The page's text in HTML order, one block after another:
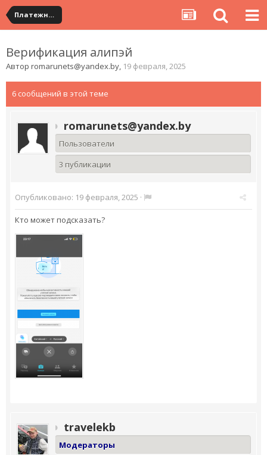
Платежная система ALIPAY и оплата банковскими картами
Верификация алипэй
Автор romarunets@yandex.by, 19 февраля, 2025
6 сообщений в этой теме
romarunets@yandex.by
Пользователи
3 публикации
Опубликовано: 19 февраля, 2025 ·
Кто может подсказать?
travelekb
Модераторы